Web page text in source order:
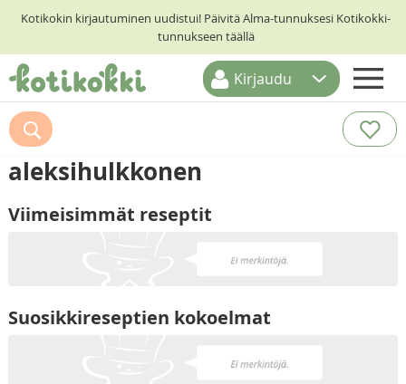
Kotikokin kirjautuminen uudistui! Päivitä Alma-tunnuksesi Kotikokki-
tunnukseen täällä
ETUSIVU
RESEPTIHAKU
RUOKATEEMAT
KESKUSTELUT
Kirjaudu
aleksihulkkonen
Viimeisimmät reseptit
Suosikkireseptien kokoelmat